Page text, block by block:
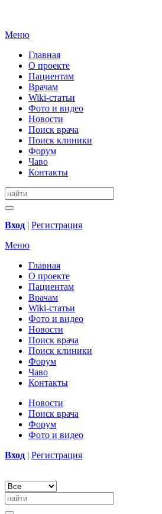
Меню
Главная
О проекте
Пациентам
Врачам
Wiki-статьи
Фото и видео
Новости
Поиск врача
Поиск клиники
Форум
Чаво
Контакты
Вход | Регистрация
Меню
Главная
О проекте
Пациентам
Врачам
Wiki-статьи
Фото и видео
Новости
Поиск врача
Поиск клиники
Форум
Чаво
Контакты
Новости
Поиск врача
Форум
Фото и видео
Вход | Регистрация